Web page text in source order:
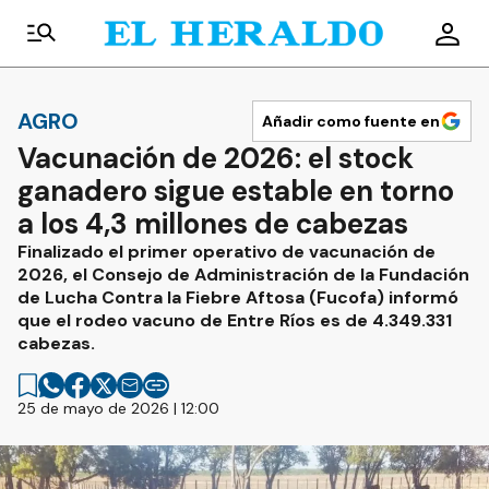
AGRO Añadir como fuente en
Vacunación de 2026: el stock
ganadero sigue estable en torno
a los 4,3 millones de cabezas
Finalizado el primer operativo de vacunación de
2026, el Consejo de Administración de la Fundación
de Lucha Contra la Fiebre Aftosa (Fucofa) informó
que el rodeo vacuno de Entre Ríos es de 4.349.331
cabezas.
25 de mayo de 2026 | 12:00